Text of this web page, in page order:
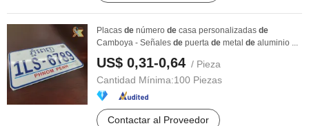
Placas de número de casa personalizadas de
Camboya - Señales de puerta de metal de aluminio ...
US$ 0,31-0,64 / Pieza
Cantidad Mínima:100 Piezas
Contactar al Proveedor